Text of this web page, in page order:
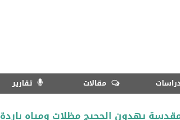
مقالات تقارير
يهدون الحجيج مظلات ومياه باردة